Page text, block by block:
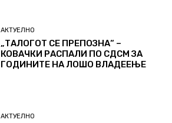
АКТУЕЛНО
„ТАЛОГОТ СЕ ПРЕПОЗНА“ –
КОВАЧКИ РАСПАЛИ ПО СДСМ ЗА
ГОДИНИТЕ НА ЛОШО ВЛАДЕЕЊЕ
АКТУЕЛНО